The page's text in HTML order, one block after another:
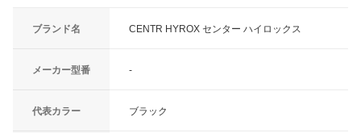
ブランド名 CENTR HYROX センター ハイロックス
メーカー型番 -
代表カラー ブラック